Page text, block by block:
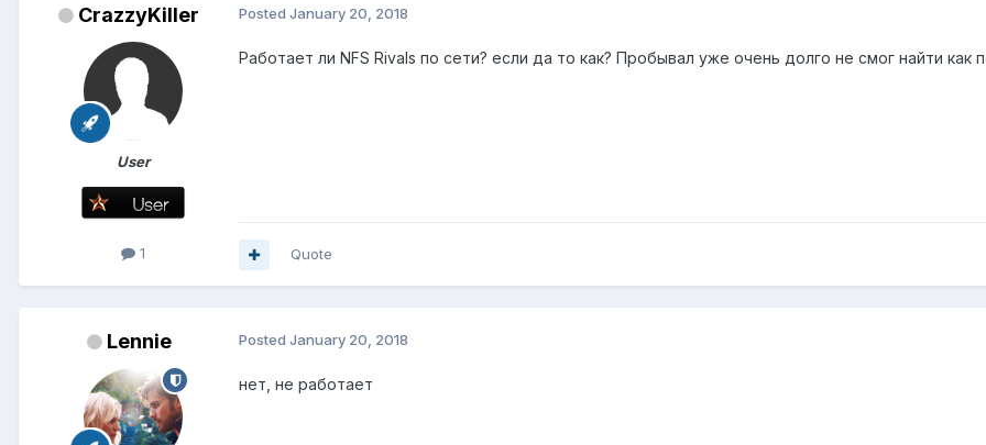
CrazzyKiller
User
1
Posted January 20, 2018
Работает ли NFS Rivals по сети? если да то как? Пробывал уже очень долго не смог найти как
Quote
Lennie Posted January 20, 2018
нет, не работает